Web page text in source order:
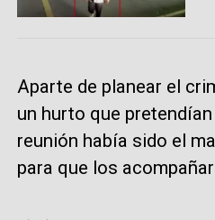
Aparte de planear el
un hurto que
reunión había sido el
para que los